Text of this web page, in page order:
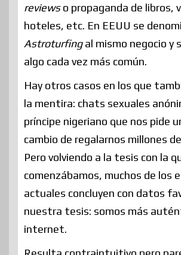
reviewso propaganda de libros,
hoteles, etc. En EEUU se
Astroturfingal mismo negocio y
algo cada vez más común.
Hay otros casos en los que
la mentira: chats sexuales
príncipe nigeriano que nos pide
cambio de regalarnos millones
Pero volviendo a la tesis con la
comenzábamos, muchos de los
actuales concluyen con datos
nuestra tesis: somos más
internet.